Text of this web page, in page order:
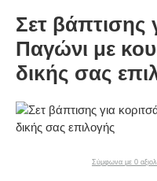
Σετ βάπτισης
Παγώνι με
δικής σας
Σύμφωνα με 0